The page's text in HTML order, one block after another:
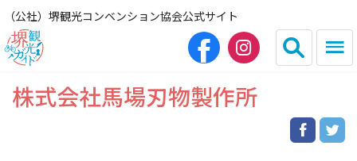
（公社）堺観光コンベンション協会公式サイト
English 简体中文
株式会社馬場刃物製作所